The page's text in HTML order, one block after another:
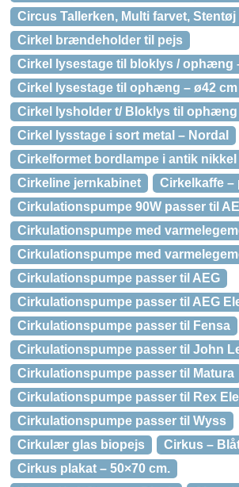
Circus Tallerken, Multi farvet, Stentøj
Cirkel brændeholder til pejs
Cirkel lysestage til bloklys / ophæng
Cirkel lysestage til ophæng – ø42
Cirkel lysholder t/ Bloklys til ophæng
Cirkel lysstage i sort metal – Nordal
Cirkelformet bordlampe i antik nikkel
Cirkeline jernkabinet
Cirkelkaffe –
Cirkulationspumpe 90W passer til
Cirkulationspumpe med
Cirkulationspumpe med
Cirkulationspumpe passer til AEG
Cirkulationspumpe passer til AEG
Cirkulationspumpe passer til Fensa
Cirkulationspumpe passer til John
Cirkulationspumpe passer til Matura
Cirkulationspumpe passer til Rex
Cirkulationspumpe passer til Wyss
Cirkulær glas biopejs
Cirkus –
Cirkus plakat – 50×70 cm.